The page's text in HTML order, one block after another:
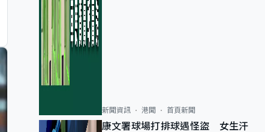
新聞資訊 港聞 首頁新聞
康文署球場打排球遇怪盜 女生汗